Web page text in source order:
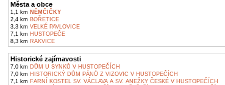
Města a obce
1,1 km NĚMČIČKY
2,4 km BOŘETICE
3,3 km VELKÉ PAVLOVICE
7,1 km HUSTOPEČE
8,3 km RAKVICE
Historické zajímavosti
7,0 km DŮM U SYNKŮ V HUSTOPEČÍCH
7,0 km HISTORICKÝ DŮM PÁNŮ Z VIZOVIC V HUSTOPEČÍCH
7,1 km FARNÍ KOSTEL SV. VÁCLAVA A SV. ANEŽKY ČESKÉ V HUSTOPEČÍCH